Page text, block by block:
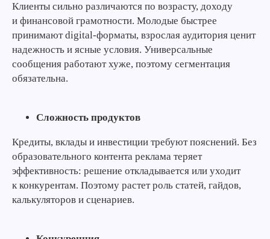
Клиенты сильно различаются по возрасту, доходу
и финансовой грамотности. Молодые быстрее
принимают digital-форматы, взрослая аудитория ценит
надежность и ясные условия. Универсальные
сообщения работают хуже, поэтому сегментация
обязательна.
Сложность продуктов
Кредиты, вклады и инвестиции требуют пояснений. Без
образовательного контента реклама теряет
эффективность: решение откладывается или уходит
к конкурентам. Поэтому растет роль статей, гайдов,
калькуляторов и сценариев.